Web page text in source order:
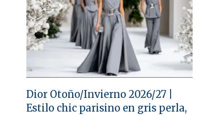
Dior Otoño/Invierno 2026/27 |
Estilo chic parisino en gris perla,